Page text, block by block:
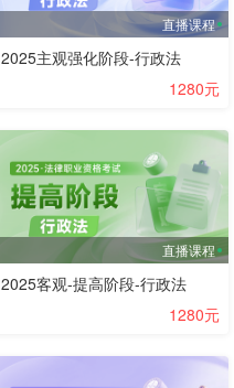
直播课程
2025主观强化阶段-行政法
1280元
直播课程
2025客观-提高阶段-行政法
1280元